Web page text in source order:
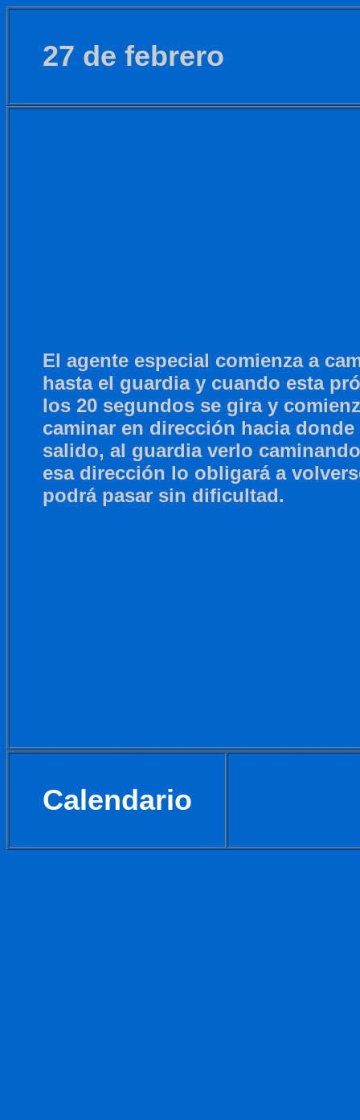
27 de febrero
El agente especial comienza a
hasta el guardia y cuando esta
los 20 segundos se gira y
caminar en dirección hacia donde
salido, al guardia verlo
esa dirección lo obligará a
podrá pasar sin dificultad.
Calendario